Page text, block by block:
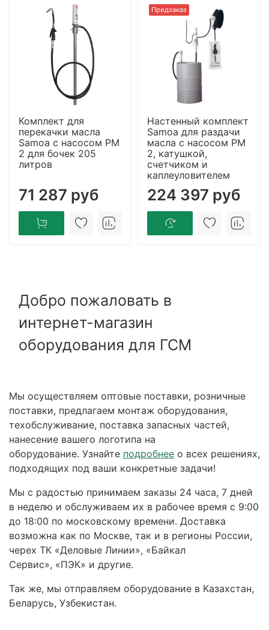
Комплект для
перекачки масла
Samoa с насосом PM
2 для бочек 205
литров
71 287 руб
Предзаказ
Настенный комплект
Samoa для раздачи
масла с насосом PM
2, катушкой,
счетчиком и
каплеуловителем
224 397 руб
Добро пожаловать в
интернет-магазин
оборудования для ГСМ
Мы осуществляем оптовые поставки, розничные
поставки, предлагаем монтаж оборудования,
техобслуживание, поставка запасных частей,
нанесение вашего логотипа на
оборудование. Узнайте подробнее о всех решениях,
подходящих под ваши конкретные задачи!
Мы с радостью принимаем заказы 24 часа, 7 дней
в неделю и обслуживаем их в рабочее время с 9:00
до 18:00 по московскому времени. Доставка
возможна как по Москве, так и в регионы России,
черех ТК «Деловые Линии», «Байкал
Сервис», «ПЭК» и другие.
Так же, мы отправляем оборудование в Казахстан,
Беларусь, Узбекистан.